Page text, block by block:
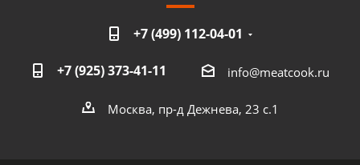
+7 (499) 112-04-01
+7 (925) 373-41-11 info@meatcook.ru
Москва, пр-д Дежнева, 23 с.1